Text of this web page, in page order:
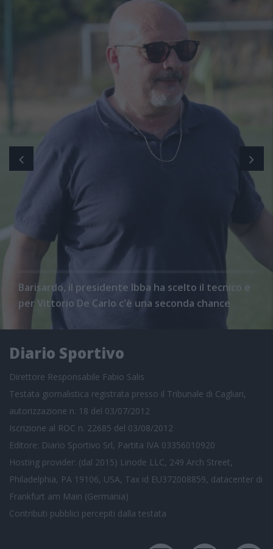
Barisardo, il presidente Ibba ha scelto il tecnico e
per Vittorio De Carlo c'è una seconda chance
Diario Sportivo
Direttore Responsabile Fabio Salis
Testata giornalistica registrata presso il Tribunale di Cagliari,
autorizzazione n. 18 del 03/07/2012
Iscrizione al ROC n. 22685 del 03/08/2012
Editore: Diario Sportivo Srl, Partita IVA 03356010920
Hosting provider: (dal 2015) Linode LLC, 249 Arch Street,
Philadelphia, PA 19106, USA, Tax id EU372008859, datacenter di
Frankfurt am Main (Germania)
Contributi pubblici percepiti dalla testata